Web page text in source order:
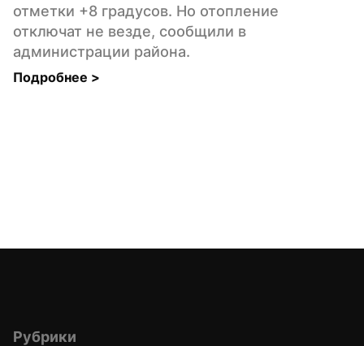
отметки +8 градусов. Но отопление
отключат не везде, сообщили в
администрации района.
Подробнее >
Рубрики